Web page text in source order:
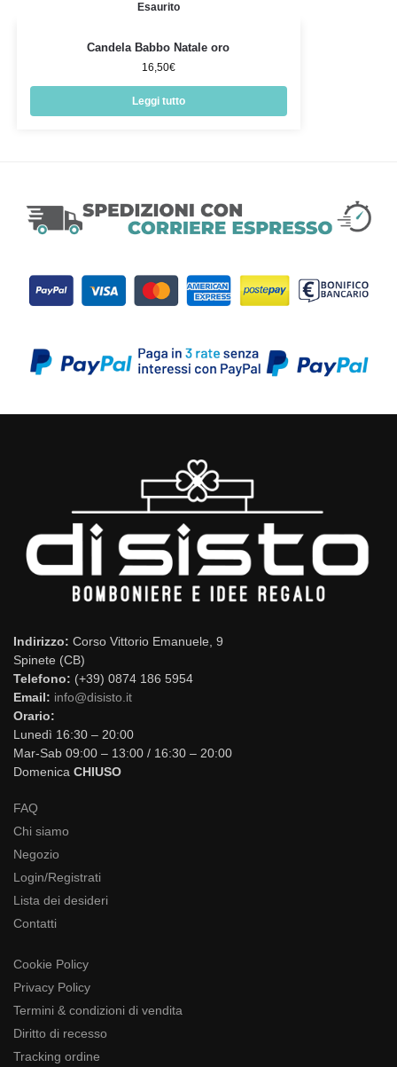
Esaurito
Candela Babbo Natale oro
16,50€
Leggi tutto
Indirizzo: Corso Vittorio Emanuele, 9
Spinete (CB)
Telefono: (+39) 0874 186 5954
Email: info@disisto.it
Orario:
Lunedì 16:30 – 20:00
Mar-Sab 09:00 – 13:00 / 16:30 – 20:00
Domenica CHIUSO
FAQ
Chi siamo
Negozio
Login/Registrati
Lista dei desideri
Contatti
Cookie Policy
Privacy Policy
Termini & condizioni di vendita
Diritto di recesso
Tracking ordine